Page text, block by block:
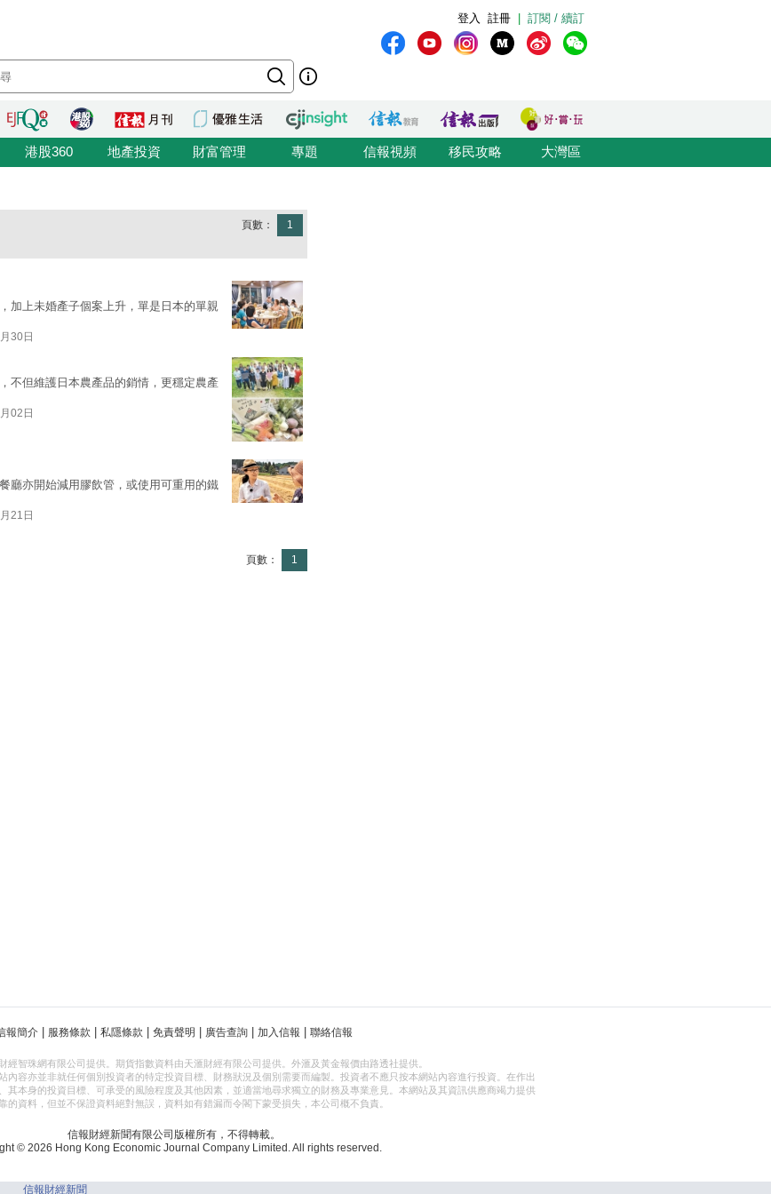
訂閱 / 續訂
註冊
登入
港股360 地產投資 財富管理 專題 信報視頻 移民攻略 大灣區
頁數： 1
加上未婚產子個案上升，單是日本的單親
30日
不但維護日本農產品的銷情，更穩定農產
02日
廳亦開始減用膠飲管，或使用可重用的鐵
21日
頁數： 1
報簡介 服務條款 私隱條款 免責聲明 廣告查詢 加入信報 聯絡信報
經智珠網有限公司提供。期貨指數資料由天滙財經有限公司提供。外滙及黃金報價由路透社提供。
內容亦並非就任何個別投資者的特定投資目標、財務狀況及個別需要而編製。投資者不應只按本網站內容進行投資。在作出
其本身的投資目標、可承受的風險程度及其他因素，並適當地尋求獨立的財務及專業意見。本網站及其資訊供應商竭力提供
的資料，但並不保證資料絕對無誤，資料如有錯漏而令閣下蒙受損失，本公司概不負責。
信報財經新聞有限公司版權所有，不得轉載。
© 2026 Hong Kong Economic Journal Company Limited. All rights reserved.
信報財經新聞